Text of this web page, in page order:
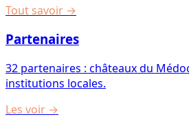
Tout savoir →
Partenaires
32 partenaires : châteaux du
institutions locales.
Les voir →